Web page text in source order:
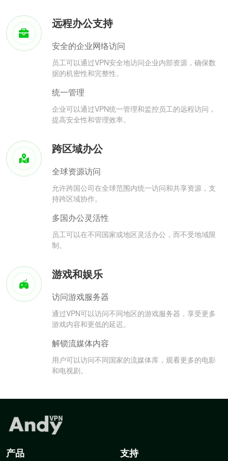
远程办公支持
安全的企业网络访问
员工可以通过VPN安全地访问企业内部资源，确保数
据的机密性和完整性。
统一管理
企业可以通过VPN统一管理和监控员工的远程访问，
提高安全性和管理效率。
跨区域办公
全球资源访问
允许跨国公司在全球范围内统一访问和共享资源，支
持跨区域协作。
多国办公灵活性
员工可以在不同国家或地区灵活办公，而不受地域限
制。
游戏和娱乐
访问游戏服务器
通过VPN可以访问不同地区的游戏服务器，享受更多
游戏内容和更低的延迟。
解锁流媒体内容
用户可以访问不同国家的流媒体库，观看更多的电影
和电视剧。
产品 支持